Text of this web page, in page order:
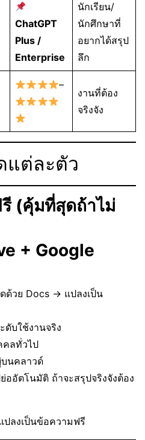
ChatGPT
Plus /
Enterprise
นักเรียน/
นักศึกษาที่
อยากได้สรุป
ลึก
–
งานที่ต้อง
จริงจัง
แต่ละตัว
(คุ้มที่สุดถ้าไม่
+ Google
ด้วย Docs → แปลงเป็น
ดับใช้งานจริง
คลทั่วไป
บนคลาวด์
ออัตโนมัติ ถ้าจะสรุปจริงจังต้อง
ลงเป็นข้อความฟรี